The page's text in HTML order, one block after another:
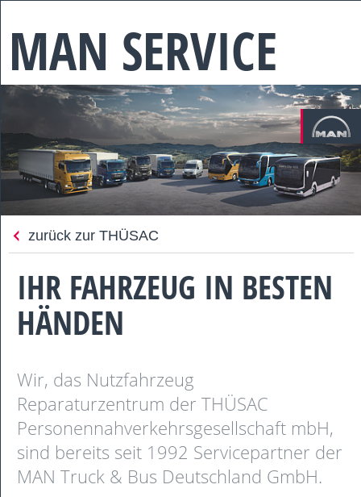
MAN SERVICE
zurück zur THÜSAC
IHR FAHRZEUG IN BESTEN
HÄNDEN
Wir, das Nutzfahrzeug
Reparaturzentrum der THÜSAC
Personennahverkehrsgesellschaft mbH,
sind bereits seit 1992 Servicepartner der
MAN Truck & Bus Deutschland GmbH.